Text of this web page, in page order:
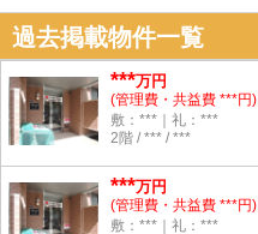
過去掲載物件一覧
***万円
(管理費・共益費 ***円)
敷：***｜礼：***
2階 / *** / ***
***万円
(管理費・共益費 ***円)
敷：***｜礼：***